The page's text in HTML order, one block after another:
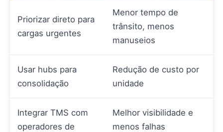
Priorizar direto para
cargas urgentes
Menor tempo de
trânsito, menos
manuseios
Usar hubs para
consolidação
Redução de custo por
unidade
Integrar TMS com
operadores de
Melhor visibilidade e
menos falhas